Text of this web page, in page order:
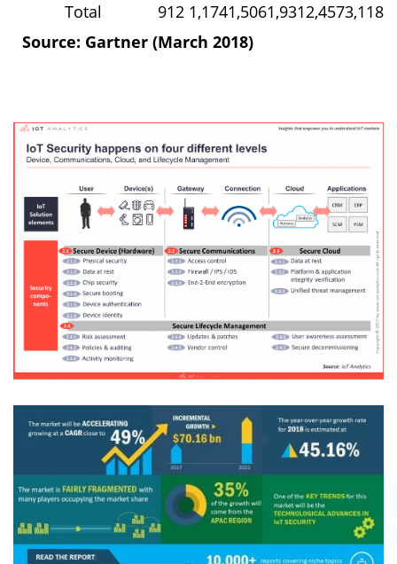
Total 912 1,1741,5061,9312,4573,118
Source: Gartner (March 2018)